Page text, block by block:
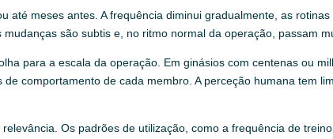
até meses antes. A frequência diminui gradualmente, as
são subtis e, no ritmo normal da operação, passam
para a escala da operação. Em ginásios com centenas ou
comportamento de cada membro. A perceção humana tem
Os padrões de utilização, como a frequência de